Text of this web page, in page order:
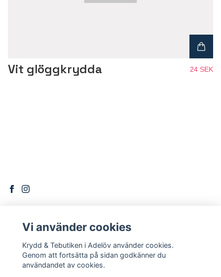
Vit glöggkrydda 24 SEK
DITT KONTO
Logga in
Vi använder cookies
Krydd & Tebutiken i Adelöv använder cookies.
Genom att fortsätta på sidan godkänner du
användandet av cookies.